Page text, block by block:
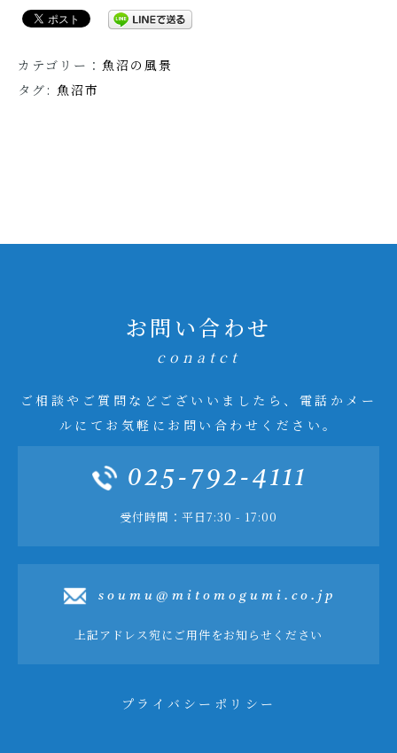
カテゴリー： 魚沼の風景
タグ: 魚沼市
お問い合わせ
conatct
ご相談やご質問などございいましたら、電話かメー
ルにてお気軽にお問い合わせください。
025-792-4111
受付時間：平日7:30 - 17:00
soumu@mitomogumi.co.jp
上記アドレス宛にご用件をお知らせください
プライバシーポリシー